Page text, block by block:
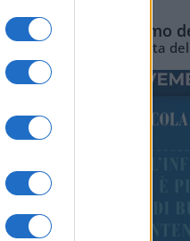
L'ottimismo
Vignetta